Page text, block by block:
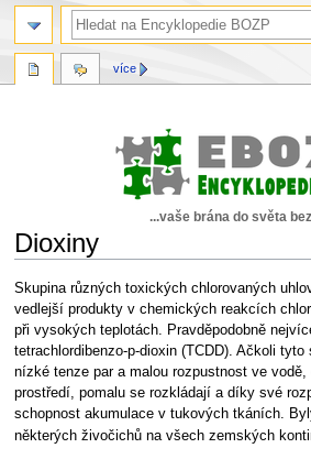
...vaše brána do světa
Dioxiny
Skočit
na
navigaci
Skočit
na
vyhledávání
Skupina různých toxických chlorovaných
vedlejší produkty v chemických reakcích
při vysokých teplotách. Pravděpodobně
tetrachlordibenzo-p-dioxin (TCDD). Ačkoli
nízké tenze par a malou rozpustnost ve
prostředí, pomalu se rozkládají a díky své
schopnost akumulace v tukových tkáních.
některých živočichů na všech zemských
více